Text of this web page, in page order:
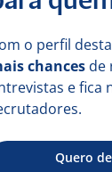
5 ago
o perfil
chances de
e fica
Quero